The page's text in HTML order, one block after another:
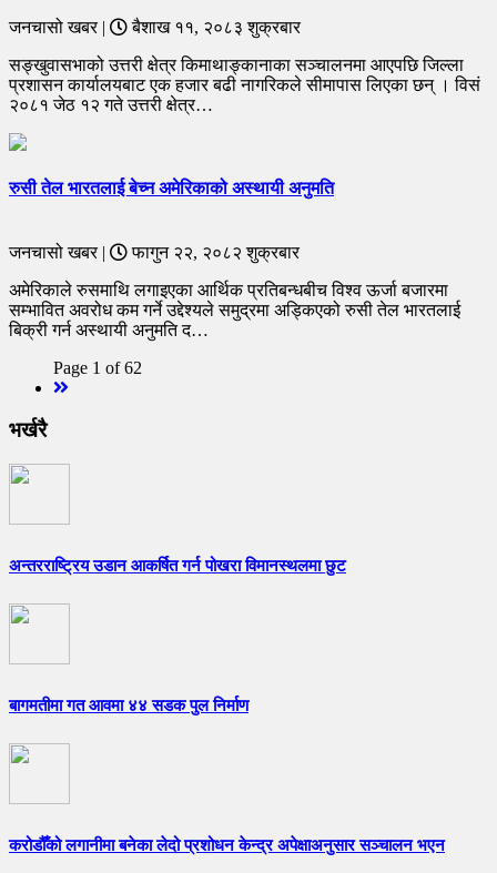
जनचासो खबर |
बैशाख ११, २०८३ शुक्रबार
सङ्खुवासभाको उत्तरी क्षेत्र किमाथाङ्कानाका सञ्चालनमा आएपछि जिल्ला
प्रशासन कार्यालयबाट एक हजार बढी नागरिकले सीमापास लिएका छन् । विसं
२०८१ जेठ १२ गते उत्तरी क्षेत्र…
रुसी तेल भारतलाई बेच्न अमेरिकाको अस्थायी अनुमति
जनचासो खबर |
फागुन २२, २०८२ शुक्रबार
अमेरिकाले रुसमाथि लगाइएका आर्थिक प्रतिबन्धबीच विश्व ऊर्जा बजारमा
सम्भावित अवरोध कम गर्ने उद्देश्यले समुद्रमा अड्किएको रुसी तेल भारतलाई
बिक्री गर्न अस्थायी अनुमति द…
Page 1 of 62
भर्खरै
अन्तरराष्ट्रिय उडान आकर्षित गर्न पोखरा विमानस्थलमा छुट
बागमतीमा गत आवमा ४४ सडक पुल निर्माण
करोडौँको लगानीमा बनेका लेदो प्रशोधन केन्द्र अपेक्षाअनुसार सञ्चालन भएन